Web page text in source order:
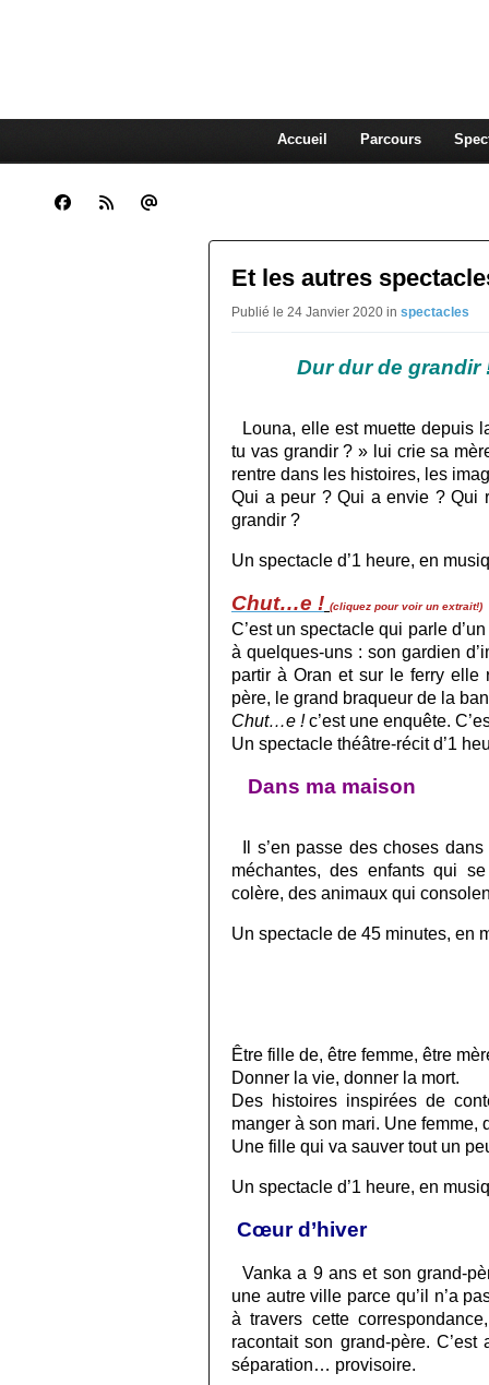
Accueil Parcours
Et les autres
Publié le 24 Janvier 2020 in spectacles
Dur dur de grandir
Louna, elle est muette depuis
tu vas grandir ? » lui crie sa
rentre dans les histoires, les
Qui a peur ? Qui a envie ? Qui
grandir ?
Un spectacle d’1 heure, en
Chut…e ! (cliquez pour voir un extrait!)
C’est un spectacle qui parle
à quelques-uns : son gardien
partir à Oran et sur le ferry elle
père, le grand braqueur de la
Chut…e !c’est une enquête.
Un spectacle théâtre-récit d’1
Dans ma maison
Il s’en passe des choses
méchantes, des enfants qui
colère, des animaux qui
Un spectacle de 45 minutes, en
Être fille de, être femme, être
Donner la vie, donner la mort.
Des histoires inspirées de
manger à son mari. Une femme,
Une fille qui va sauver tout un
Un spectacle d’1 heure, en
Cœur d’hiver
Vanka a 9 ans et son grand-
une autre ville parce qu’il n’a
à travers cette
racontait son grand-père.
séparation… provisoire.